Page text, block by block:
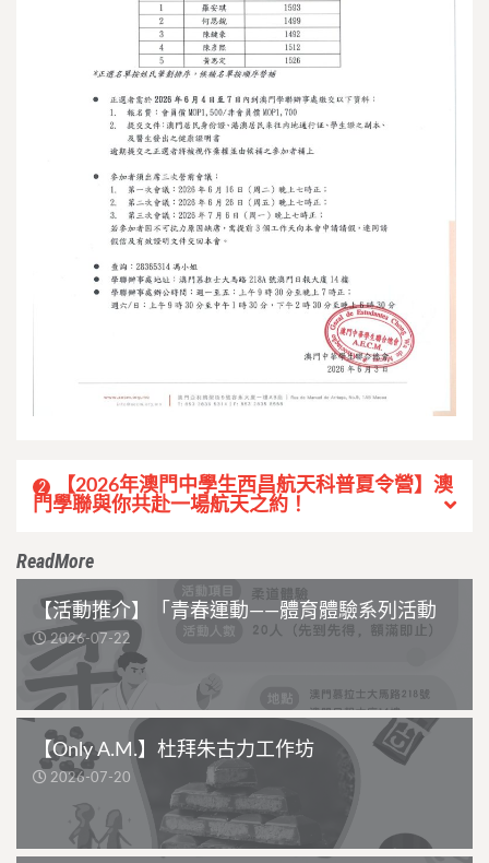
2
【2026年澳門中學生西昌航天科普夏令營】澳
門學聯與你共赴一場航天之約！
ReadMore
【活動推介】「青春運動——體育體驗系列活動
2026-07-22
【Only A.M.】杜拜朱古力工作坊
2026-07-20